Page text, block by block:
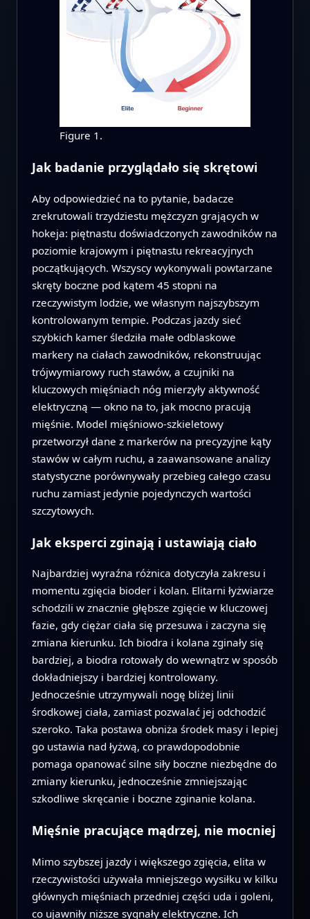
Figure 1.
Jak badanie przyglądało się skrętowi
Aby odpowiedzieć na to pytanie, badacze
zrekrutowali trzydziestu mężczyzn grających w
hokeja: piętnastu doświadczonych zawodników na
poziomie krajowym i piętnastu rekreacyjnych
początkujących. Wszyscy wykonywali powtarzane
skręty boczne pod kątem 45 stopni na
rzeczywistym lodzie, we własnym najszybszym
kontrolowanym tempie. Podczas jazdy sieć
szybkich kamer śledziła małe odblaskowe
markery na ciałach zawodników, rekonstruując
trójwymiarowy ruch stawów, a czujniki na
kluczowych mięśniach nóg mierzyły aktywność
elektryczną — okno na to, jak mocno pracują
mięśnie. Model mięśniowo-szkieletowy
przetworzył dane z markerów na precyzyjne kąty
stawów w całym ruchu, a zaawansowane analizy
statystyczne porównywały przebieg całego czasu
ruchu zamiast jedynie pojedynczych wartości
szczytowych.
Jak eksperci zginają i ustawiają ciało
Najbardziej wyraźna różnica dotyczyła zakresu i
momentu zgięcia bioder i kolan. Elitarni łyżwiarze
schodzili w znacznie głębsze zgięcie w kluczowej
fazie, gdy ciężar ciała się przesuwa i zaczyna się
zmiana kierunku. Ich biodra i kolana zginały się
bardziej, a biodra rotowały do wewnątrz w sposób
dokładniejszy i bardziej kontrolowany.
Jednocześnie utrzymywali nogę bliżej linii
środkowej ciała, zamiast pozwalać jej odchodzić
szeroko. Taka postawa obniża środek masy i lepiej
go ustawia nad łyżwą, co prawdopodobnie
pomaga opanować silne siły boczne niezbędne do
zmiany kierunku, jednocześnie zmniejszając
szkodliwe skręcanie i boczne zginanie kolana.
Mięśnie pracujące mądrzej, nie mocniej
Mimo szybszej jazdy i większego zgięcia, elita w
rzeczywistości używała mniejszego wysiłku w kilku
głównych mięśniach przedniej części uda i goleni,
co ujawniły niższe sygnały elektryczne. Ich